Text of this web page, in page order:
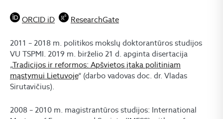
ORCID iD ResearchGate
2011 – 2018 m. politikos mokslų doktorantūros studijos
VU TSPMI. 2019 m. birželio 21 d. apginta disertacija
„Tradicijos ir reformos: Apšvietos įtaka politiniam
mąstymui Lietuvoje“ (darbo vadovas doc. dr. Vladas
Sirutavičius).
2008 – 2010 m. magistrantūros studijos: International